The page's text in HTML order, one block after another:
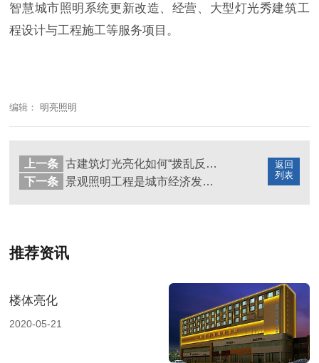
智慧城市照明系统更新改造、经营、大型灯光秀建筑工
程设计与工程施工等服务项目。
编辑： 明亮照明
返回
列表
上一条
古建筑灯光亮化如何“拨乱反正”
下一条
景观照明工程是城市经济发展的标志
推荐资讯
楼体亮化
2020-05-21